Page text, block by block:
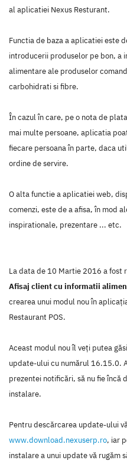
al aplicatiei Nexus Resturant.
Functia de baza a aplicatiei este
introducerii produselor pe bon,
alimentare ale produselor
carbohidrati si fibre.
În cazul în care, pe o nota de
mai multe persoane, aplicatia
fiecare persoana în parte, daca
ordine de servire.
O alta functie a aplicatiei web,
comenzi, este de a afisa, în mod
inspirationale, prezentare ... etc.
La data de 10 Martie 2016 a fost
Afisaj client cu informatii
crearea unui modul nou în
Restaurant POS.
Aceast modul nou îl veţi putea
update-ului cu numărul 16.15.0.
prezentei notificări, să nu fie încă
instalare.
Pentru descărcarea update-ului
www.download.nexuserp.ro, iar
instalare a unui update vă rugăm